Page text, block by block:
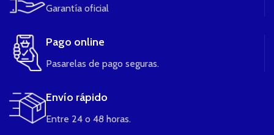
Garantía oficial
Pago online
Pasarelas de pago seguras.
Envío rápido
Entre 24 o 48 horas.